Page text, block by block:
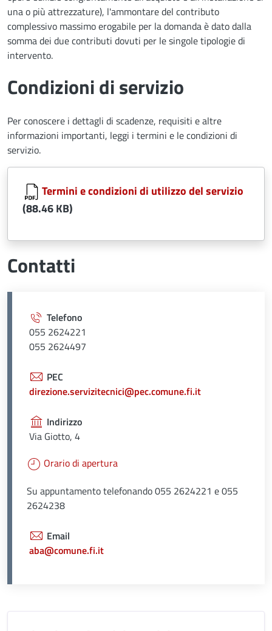
una o più attrezzature), l'ammontare del contributo
complessivo massimo erogabile per la domanda è dato dalla
somma dei due contributi dovuti per le singole tipologie di
intervento.
Condizioni di servizio
Per conoscere i dettagli di scadenze, requisiti e altre
informazioni importanti, leggi i termini e le condizioni di
servizio.
Document
Termini e condizioni di utilizzo del servizio
(88.46 KB)
Contatti
Telefono
055 2624221
055 2624497
PEC
direzione.servizitecnici@pec.comune.fi.it
Indirizzo
Via Giotto, 4
Orario di apertura
Su appuntamento telefonando 055 2624221 e 055
2624238
Email
aba@comune.fi.it